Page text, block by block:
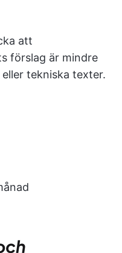
att
förslag är mindre
tekniska texter.